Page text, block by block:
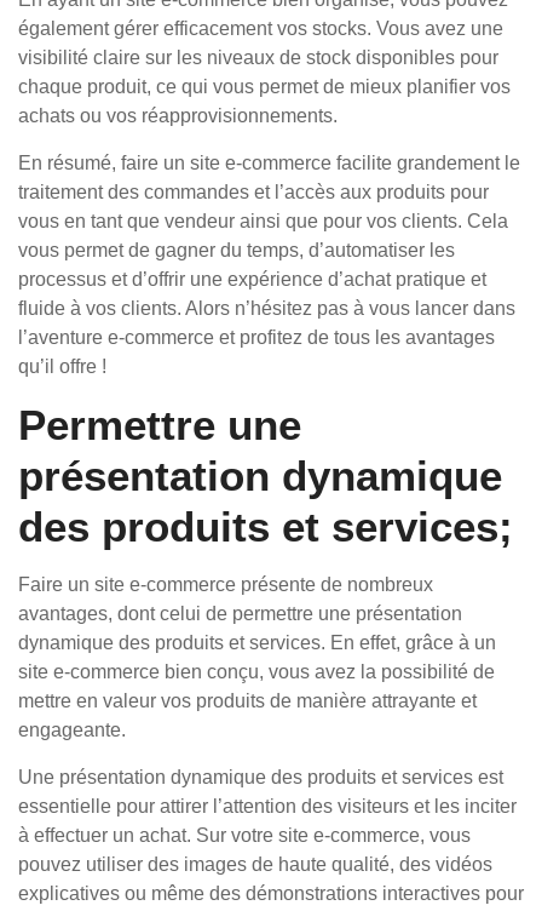
également gérer efficacement vos stocks. Vous avez une
visibilité claire sur les niveaux de stock disponibles pour
chaque produit, ce qui vous permet de mieux planifier vos
achats ou vos réapprovisionnements.
En résumé, faire un site e-commerce facilite grandement le
traitement des commandes et l’accès aux produits pour
vous en tant que vendeur ainsi que pour vos clients. Cela
vous permet de gagner du temps, d’automatiser les
processus et d’offrir une expérience d’achat pratique et
fluide à vos clients. Alors n’hésitez pas à vous lancer dans
l’aventure e-commerce et profitez de tous les avantages
qu’il offre !
Permettre une
présentation dynamique
des produits et services;
Faire un site e-commerce présente de nombreux
avantages, dont celui de permettre une présentation
dynamique des produits et services. En effet, grâce à un
site e-commerce bien conçu, vous avez la possibilité de
mettre en valeur vos produits de manière attrayante et
engageante.
Une présentation dynamique des produits et services est
essentielle pour attirer l’attention des visiteurs et les inciter
à effectuer un achat. Sur votre site e-commerce, vous
pouvez utiliser des images de haute qualité, des vidéos
explicatives ou même des démonstrations interactives pour